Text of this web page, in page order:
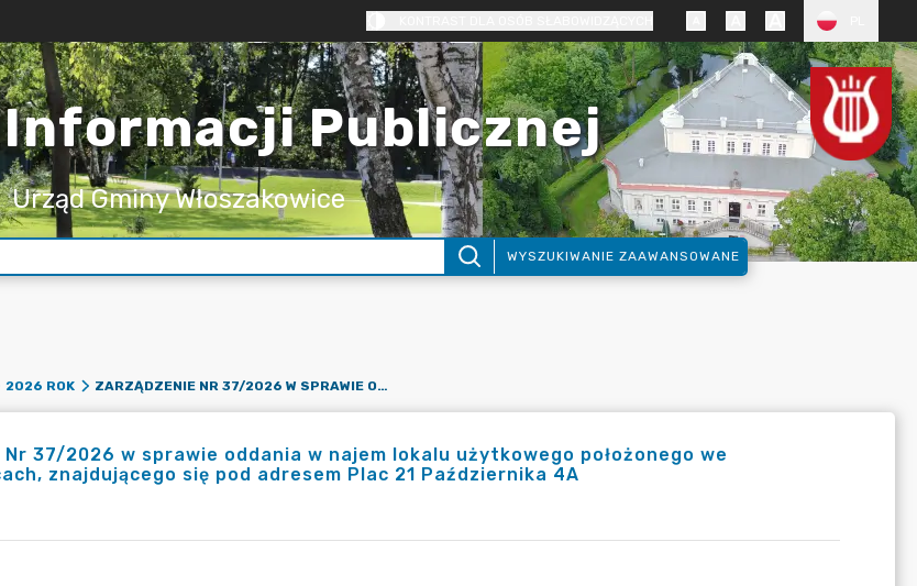
Publicznej
Urząd Gminy Włoszakowice
WYSZUKIWANIE ZAAWANSOWANE
2026 ROK ZARZĄDZENIE NR 37/2026 W SPRAWIE ODDANIA W NAJEM LOKALU UŻYTKOWEGO POŁOŻONEGO WE WŁOSZAKOWICACH, ZNAJDUJĄCEGO SIĘ POD ADRESEM PLAC 21 PAŹDZIERNIKA 4A
37/2026 w sprawie oddania w najem lokalu użytkowego położonego we
znajdującego się pod adresem Plac 21 Października 4A